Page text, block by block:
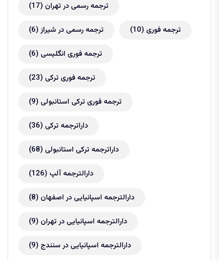
ترجمه رسمی در تهران (17)
ترجمه رسمی در شیراز(6) ترجمه فوری (10)
ترجمه فوری انگلیسی (6)
ترجمه فوری ترکی (23)
ترجمه فوری ترکی استانبولی (9)
داراترجمه ترکی (36)
داراترجمه ترکی استانبولی (68)
دارالترجمه آلپ (126)
دارالترجمه اسپانیایی در اصفهان (8)
دارالترجمه اسپانیایی در تهران (9)
دارالترجمه اسپانیایی در سنندج (9)